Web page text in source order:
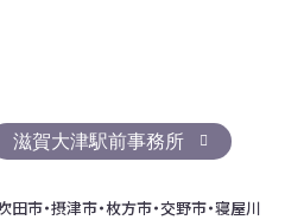
滋賀大津駅前事務所
田市・摂津市・枚方市・交野市・寝屋川